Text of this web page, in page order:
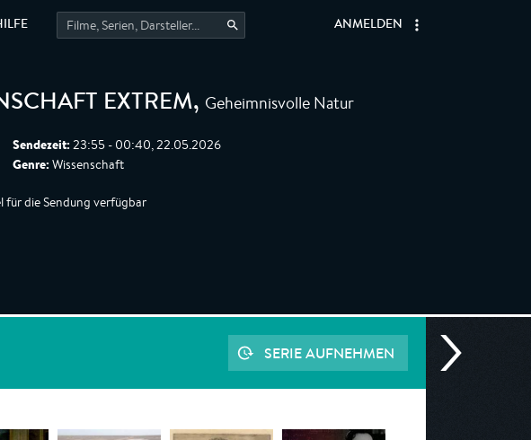
ANMELDEN
EXTREM, Geheimnisvolle Natur
Sendezeit: 23:55 - 00:40, 22.05.2026
Genre: Wissenschaft
für die Sendung verfügbar
SERIE AUFNEHMEN